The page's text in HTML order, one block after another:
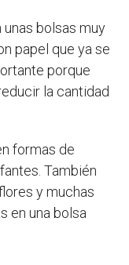
bolsas muy
papel que ya se
porque
la cantidad
formas de
También
y muchas
en una bolsa